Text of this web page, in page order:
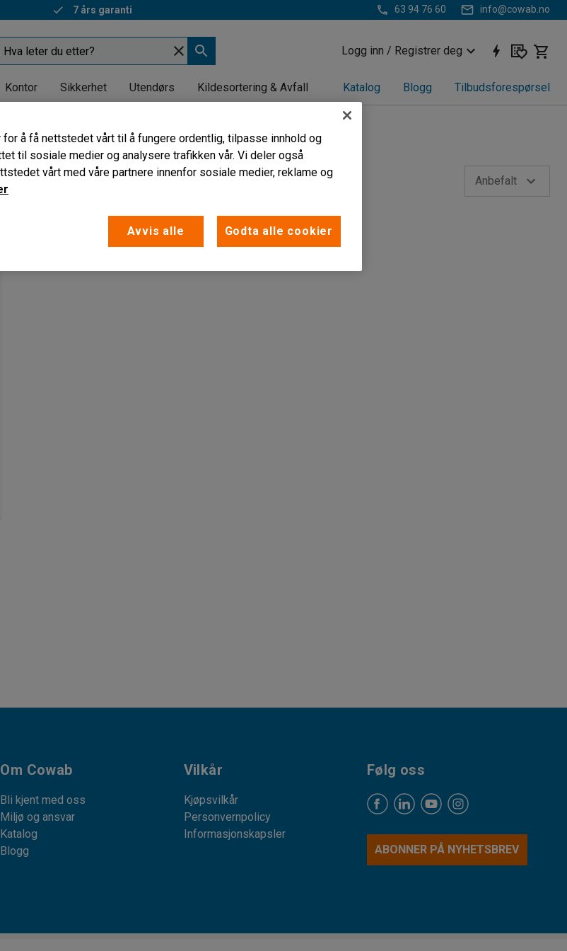
7 års garanti 63 94 76 60 info@cowab.no
Logg inn / Registrer deg
Kontor Sikkerhet Utendørs Kildesortering & Avfall Katalog Blogg Tilbudsforespørsel
Anbefalt
Om Cowab
Bli kjent med oss
Miljø og ansvar
Katalog
Blogg
Vilkår
Kjøpsvilkår
Personvernpolicy
Informasjonskapsler
Følg oss
ABONNER PÅ NYHETSBREV
å få nettstedet vårt til å fungere ordentlig, tilpasse innhold og
til sosiale medier og analysere trafikken vår. Vi deler også
vårt med våre partnere innenfor sosiale medier, reklame og
Avvis alle Godta alle cookier